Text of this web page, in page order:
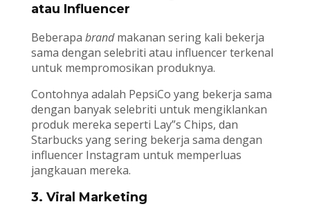
atau Influencer
Beberapa brandmakanan sering kali bekerja
sama dengan selebriti atau influencer terkenal
untuk mempromosikan produknya.
Contohnya adalah PepsiCo yang bekerja sama
dengan banyak selebriti untuk mengiklankan
produk mereka seperti Lay”s Chips, dan
Starbucks yang sering bekerja sama dengan
influencer Instagram untuk memperluas
jangkauan mereka.
3. Viral Marketing